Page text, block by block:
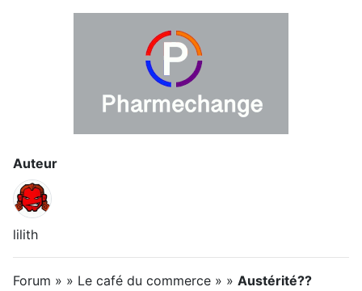
Auteur
lilith
Forum » » Le café du commerce » » Austérité??